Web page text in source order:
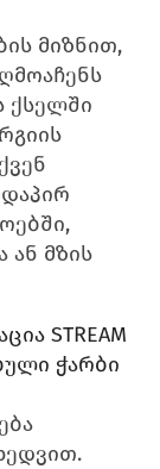
მიზნით,
ქსელში
ან მზის
STREAM
ჭარბი